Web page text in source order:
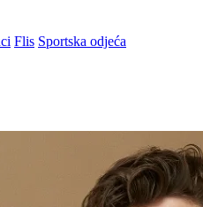
Flis Sportska odjeća